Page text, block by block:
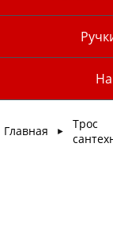
Главная ►
Трос